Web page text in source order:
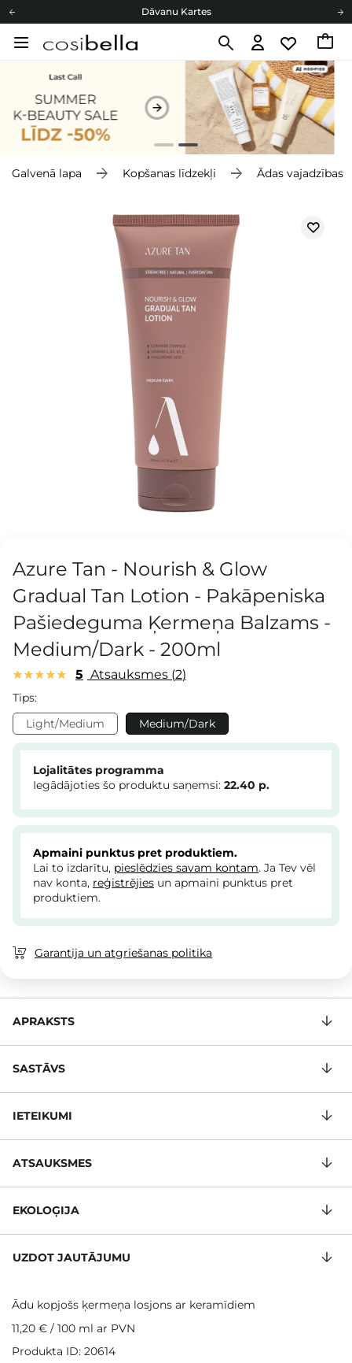
Dāvanu Kartes
Cosibella lojalitātes programma
Dāvanu Kartes
Galvenā lapa Kopšanas līdzekļi Ādas vajadzības
Azure Tan - Nourish & Glow
Gradual Tan Lotion - Pakāpeniska
Pašiedeguma Ķermeņa Balzams -
Medium/Dark - 200ml
5 Atsauksmes 2
Tips:
Light/Medium
Medium/Dark
Lojalitātes programma
Iegādājoties šo produktu saņemsi: 22.40 p.
Apmaini punktus pret produktiem.
Lai to izdarītu, pieslēdzies savam kontam. Ja Tev vēl
nav konta, reģistrējies un apmaini punktus pret
produktiem.
Garantija un atgriešanas politika
APRAKSTS
SASTĀVS
IETEIKUMI
ATSAUKSMES
EKOLOĢIJA
UZDOT JAUTĀJUMU
Ādu kopjošs ķermeņa losjons ar keramīdiem
11,20 € / 100 ml ar PVN
Produkta ID: 20614